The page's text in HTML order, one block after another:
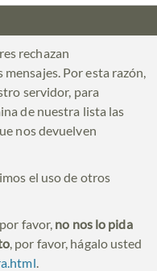
rechazan
Por esta razón,
servidor, para
de nuestra lista las
nos devuelven
el uso de otros
favor, no nos lo pida
, por favor, hágalo usted
.